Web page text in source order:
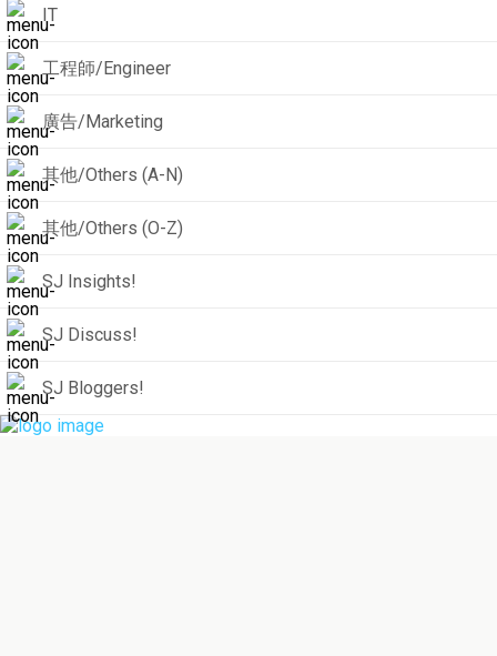
IT
工程師/Engineer
廣告/Marketing
其他/Others (A-N)
其他/Others (O-Z)
SJ Insights!
SJ Discuss!
SJ Bloggers!